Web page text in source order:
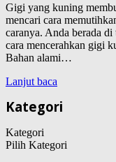
Gigi yang kuning
mencari cara
caranya. Anda berada
cara mencerahkan gigi
Bahan alami…
Lanjut baca
Kategori
Kategori
Pilih Kategori